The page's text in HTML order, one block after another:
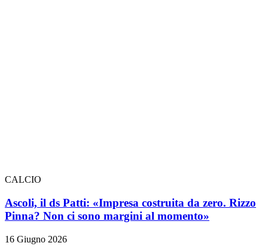
CALCIO
Ascoli, il ds Patti: «Impresa costruita da zero. Rizzo
Pinna? Non ci sono margini al momento»
16 Giugno 2026